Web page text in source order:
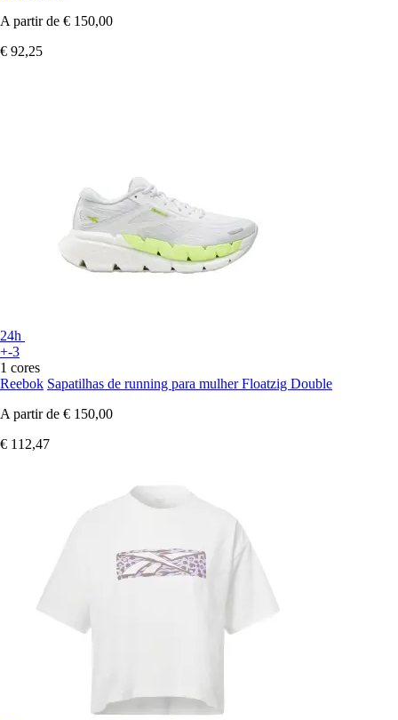
A partir de € 150,00
€ 92,25
24h
+-3
1 cores
Reebok Sapatilhas de running para mulher Floatzig Double
A partir de € 150,00
€ 112,47